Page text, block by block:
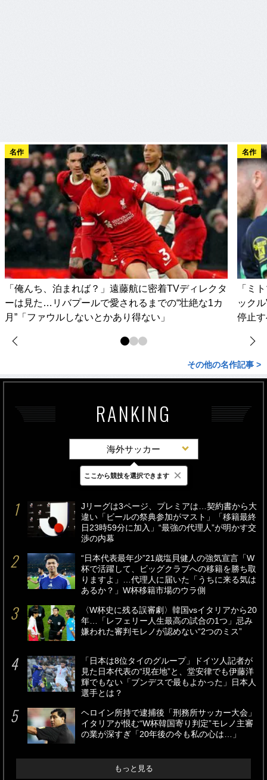
名作
「俺んち、泊まれば？」遠藤航に密着TVディレクタ
ーは見た…リバプールで愛されるまでの“壮絶な1カ
月”「ファウルしないとかあり得ない」
名作
「ミ
ック
停止
その他の名作記事 >
RANKING
海外サッカー
最新 24時間 週間
Jリーグは3ページ、プレミアは…契約書から大
違い「ビールの祭典参加がマスト」「移籍最終
日23時59分に加入」“最強の代理人”が明かす交
渉の内幕
“日本代表最年少”21歳塩貝健人の強気宣言「W
杯で活躍して、ビッグクラブへの移籍を勝ち取
りますよ」…代理人に届いた「うちに来る気は
あるか？」W杯移籍市場のウラ側
〈W杯史に残る誤審劇〉韓国vsイタリアから20
年…「レフェリー人生最高の試合の1つ」忌み
嫌われた審判モレノが認めない“2つのミス”
「日本は8位タイのグループ」ドイツ人記者が
見た日本代表の“現在地”と、堂安律でも伊藤洋
輝でもない「ブンデスで最もよかった」日本人
選手とは？
ヘロイン所持で逮捕後「刑務所サッカー大会」
イタリアが恨む“W杯韓国寄り判定”モレノ主審
の業が深すぎ「20年後の今も私の心は…」
もっと見る
ここから競技を選択できます ×